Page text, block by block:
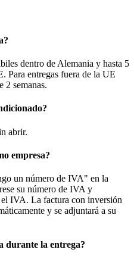
dentro de Alemania y hasta 5
Para entregas fuera de la UE
2 semanas.
abrir.
empresa?
un número de IVA" en la
su número de IVA y
IVA. La factura con inversión
y se adjuntará a su
durante la entrega?